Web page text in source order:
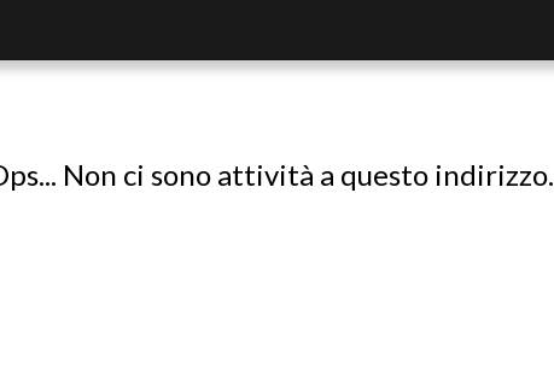
Non ci sono attività a questo indirizzo.